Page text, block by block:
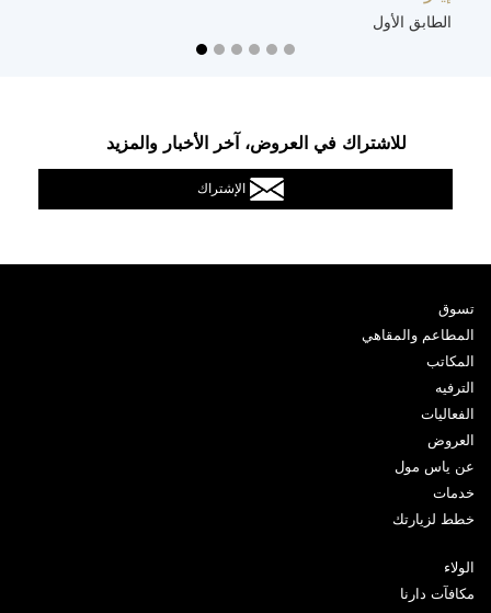
الطابق الأول
للاشتراك في العروض، آخر الأخبار والمزيد
الإشتراك
تسوق
المطاعم والمقاهي
المكاتب
الترفيه
الفعاليات
العروض
عن ياس مول
خدمات
خطط لزيارتك
الولاء
مكافآت دارنا